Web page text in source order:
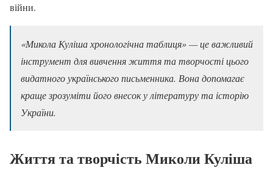
війни.
«Микола Куліша хронологічна таблиця» — це важливий
інструмент для вивчення життя та творчості цього
видатного українського письменника. Вона допомагає
краще зрозуміти його внесок у літературу та історію
України.
Життя та творчість Миколи Куліша